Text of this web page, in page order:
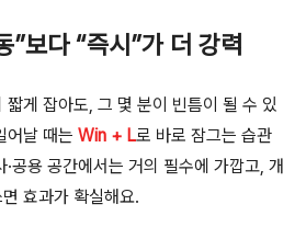
”보다 “즉시”가 더 강력
짧게 잡아도, 그 몇 분이 빈틈이 될 수 있
어날 때는 Win + L로 바로 잠그는 습관
공용 공간에서는 거의 필수에 가깝고, 개
효과가 확실해요.